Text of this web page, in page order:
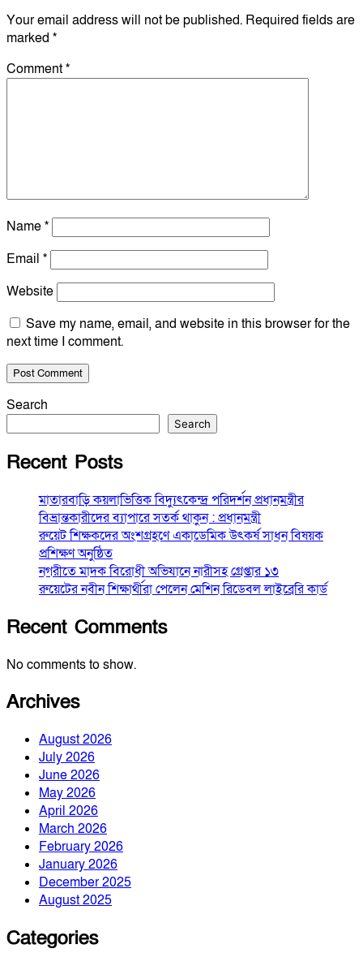
Your email address will not be published. Required fields are
marked *
Comment*
Name*
Email *
Website
Save my name, email, and website in this browser for the
next time I comment.
Search
Search
Recent Posts
মাতারবাড়ি কয়লাভিত্তিক বিদ্যুৎকেন্দ্র পরিদর্শন প্রধানমন্ত্রীর
বিভ্রান্তকারীদের ব্যাপারে সতর্ক থাকুন : প্রধানমন্ত্রী
রুয়েট শিক্ষকদের অংশগ্রহণে একাডেমিক উৎকর্ষ সাধন বিষয়ক
প্রশিক্ষণ অনুষ্ঠিত
নগরীতে মাদক বিরোধী অভিযানে নারীসহ গ্রেপ্তার ১৩
রুয়েটের নবীন শিক্ষার্থীরা পেলেন মেশিন রিডেবল লাইব্রেরি কার্ড
Recent Comments
No comments to show.
Archives
August 2026
July 2026
June 2026
May 2026
April 2026
March 2026
February 2026
January 2026
December 2025
August 2025
Categories